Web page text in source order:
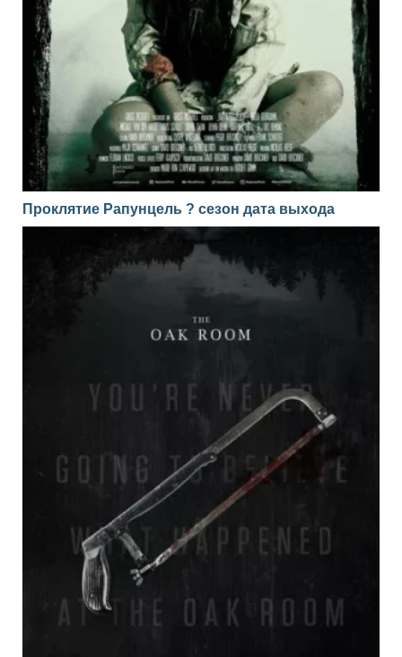
Проклятие Рапунцель ? сезон дата выхода